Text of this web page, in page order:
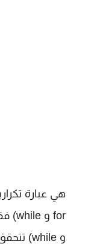
هي عبارة
و while) تتحقق من الشرط ثم تنفذ ما بين قوسيها ويكون الشكل العام لها.